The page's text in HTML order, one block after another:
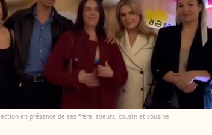
en présence de ses frère, soeurs, cousin et cousine